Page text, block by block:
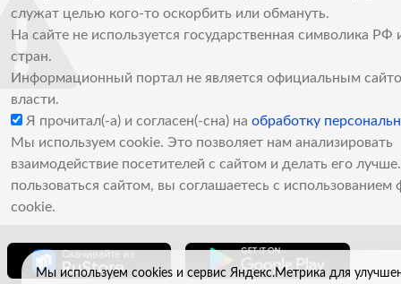
служат целью кого-то оскорбить или обмануть.
На сайте не используется государственная символика РФ
стран.
Информационный портал не является официальным
власти.
Я прочитал(-а) и согласен(-сна) на обработку
Мы используем cookie. Это позволяет нам анализировать
взаимодействие посетителей с сайтом и делать его
пользоваться сайтом, вы соглашаетесь с использованием
cookie.
Мы используем cookies и сервис Яндекс.Метрика для